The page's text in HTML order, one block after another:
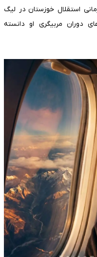
استقلال خوزستان در لیگ
دوران مربیگری او دانسته